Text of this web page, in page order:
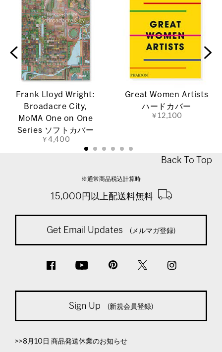
Frank Lloyd Wright:
Broadacre City,
MoMA One on One
Series ソフトカバー
￥4,400
Great Women Artists
ハードカバー
￥12,100
Back To Top
※通常商品税込計算時
15,000円以上配送料無料
Get Email Updates (メルマガ登録)
Sign Up (新規会員登録)
>>8月10日 商品発送休業のお知らせ